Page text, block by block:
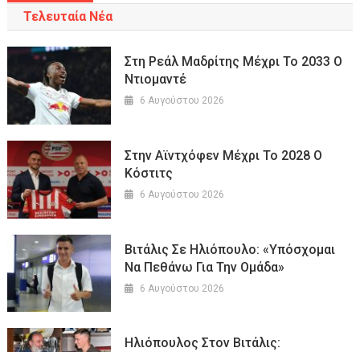
άρθρων
Τελευταία Νέα
Στη Ρεάλ Μαδρίτης Μέχρι Το 2033 Ο
Ντιομαντέ
6 Αυγούστου 2026
Στην Αϊντχόφεν Μέχρι Το 2028 Ο
Κόστιτς
6 Αυγούστου 2026
Bιτάλις Σε Ηλιόπουλο: «Υπόσχομαι
Να Πεθάνω Για Την Ομάδα»
6 Αυγούστου 2026
Ηλιόπουλος Στον Βιτάλις: